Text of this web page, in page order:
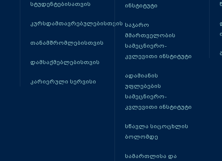
სტუდენტებისათვის
კურსდამთავრებულებისთვის
თანამშრომლებისთვის
დამსაქმებლებისთვის
კარიერული სერვისი
ინსტიტუტი
საჯარო
მმართველობის
სამეცნიერო-
კვლევითი ინსტიტუტი
ადამიანის
უფლებების
სამეცნიერო-
კვლევითი ინსტიტუტი
სწავლა სიცოცხლის
ბოლომდე
სამართლისა და